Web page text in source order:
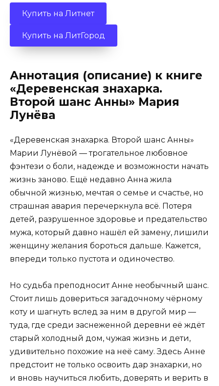
Купить на Литнет
Купить на ЛитГород
Аннотация (описание) к книге
«Деревенская знахарка.
Второй шанс Анны» Мария
Лунёва
«Деревенская знахарка. Второй шанс Анны»
Марии Лунёвой — трогательное любовное
фэнтези о боли, надежде и возможности начать
жизнь заново. Ещё недавно Анна жила
обычной жизнью, мечтая о семье и счастье, но
страшная авария перечеркнула всё. Потеря
детей, разрушенное здоровье и предательство
мужа, который давно нашёл ей замену, лишили
женщину желания бороться дальше. Кажется,
впереди только пустота и одиночество.
Но судьба преподносит Анне необычный шанс.
Стоит лишь довериться загадочному чёрному
коту и шагнуть вслед за ним в другой мир —
туда, где среди заснеженной деревни её ждёт
старый холодный дом, чужая жизнь и дети,
удивительно похожие на неё саму. Здесь Анне
предстоит не только освоить дар знахарки, но
и вновь научиться любить, доверять и верить в